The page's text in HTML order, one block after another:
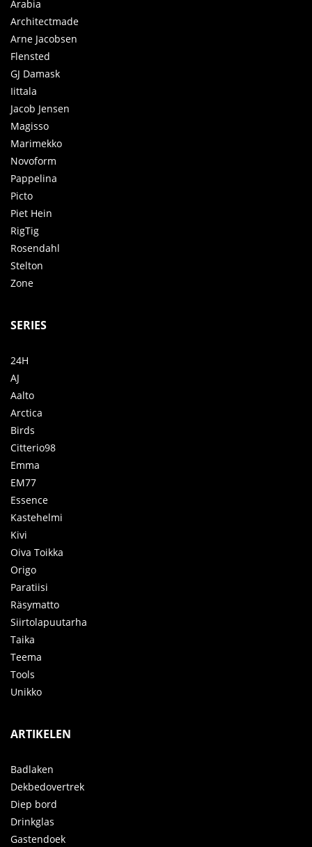
Arabia
Architectmade
Arne Jacobsen
Flensted
GJ Damask
Iittala
Jacob Jensen
Magisso
Marimekko
Novoform
Pappelina
Picto
Piet Hein
RigTig
Rosendahl
Stelton
Zone
SERIES
24H
AJ
Aalto
Arctica
Birds
Citterio98
Emma
EM77
Essence
Kastehelmi
Kivi
Oiva Toikka
Origo
Paratiisi
Räsymatto
Siirtolapuutarha
Taika
Teema
Tools
Unikko
ARTIKELEN
Badlaken
Dekbedovertrek
Diep bord
Drinkglas
Gastendoek